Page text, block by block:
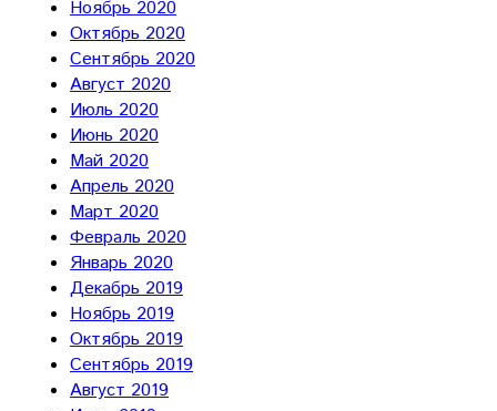
Ноябрь 2020
Октябрь 2020
Сентябрь 2020
Август 2020
Июль 2020
Июнь 2020
Май 2020
Апрель 2020
Март 2020
Февраль 2020
Январь 2020
Декабрь 2019
Ноябрь 2019
Октябрь 2019
Сентябрь 2019
Август 2019